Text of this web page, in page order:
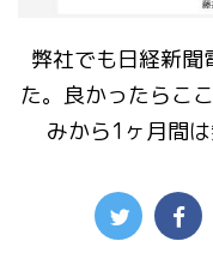
弊社でも日経新聞
た。良かったらこ
みから1ヶ月間